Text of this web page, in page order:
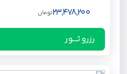
23,478,200تومان
رزرو تـــور